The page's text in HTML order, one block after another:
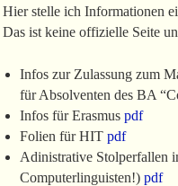
Hier stelle ich Informationen
Das ist keine offizielle Seite
Infos zur Zulassung zum
für Absolventen des BA
Infos für Erasmuspdf
Folien für HITpdf
Adinistrative Stolperfallen
Computerlinguisten!)pdf